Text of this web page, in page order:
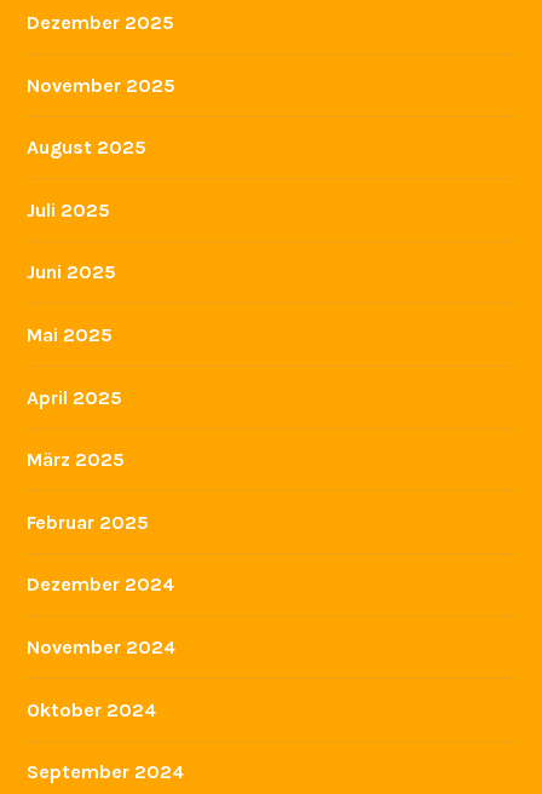
Dezember 2025
November 2025
August 2025
Juli 2025
Juni 2025
Mai 2025
April 2025
März 2025
Februar 2025
Dezember 2024
November 2024
Oktober 2024
September 2024